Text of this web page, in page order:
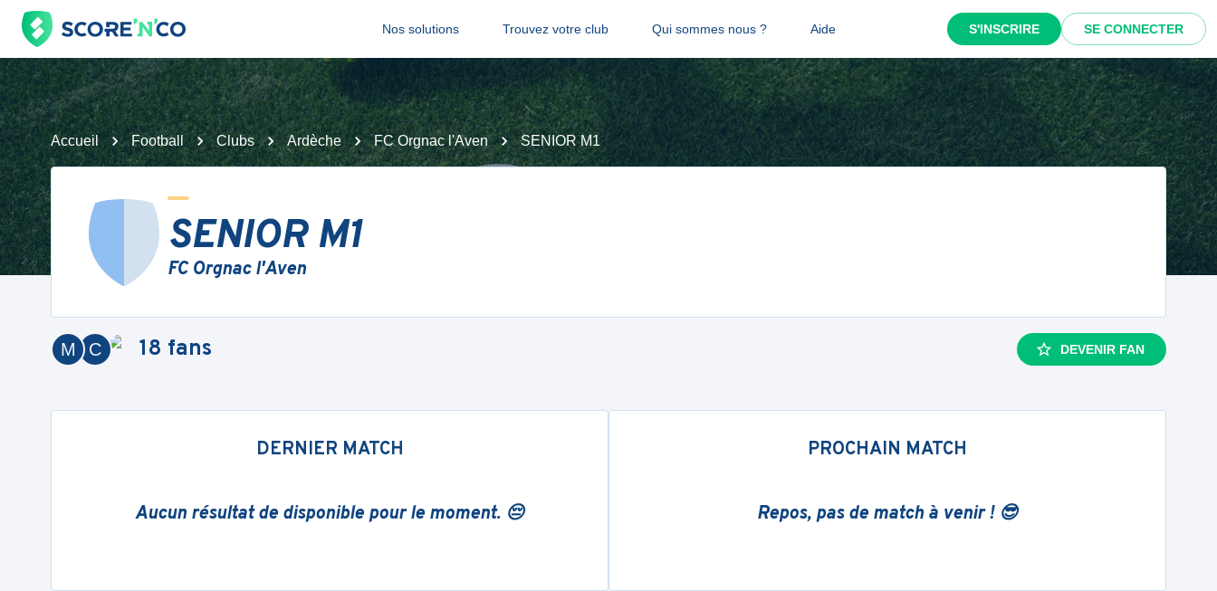
Nos solutions Trouvez votre club Qui sommes nous ? Aide S'INSCRIRE SE CONNECTER
Accueil Football Clubs Ardèche FC Orgnac l'Aven SENIOR M1
SENIOR M1
FC Orgnac l'Aven
C
M 18 fans DEVENIR FAN
DERNIER MATCH
Aucun résultat de disponible pour le moment. 😔
PROCHAIN MATCH
Repos, pas de match à venir ! 😎